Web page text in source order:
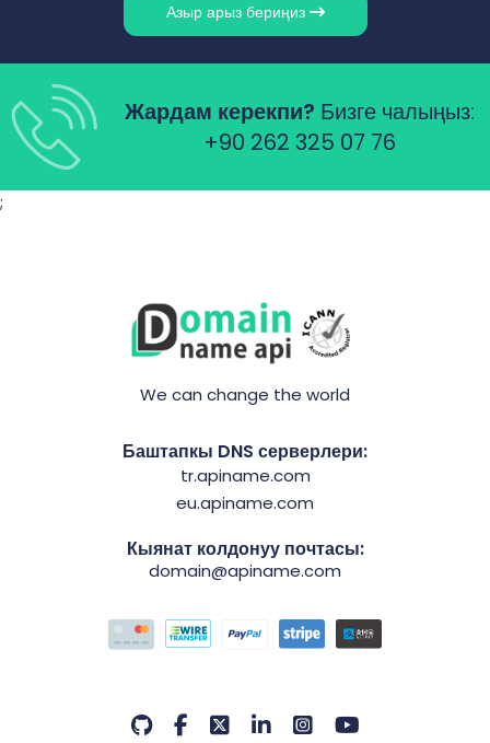
Азыр арыз бериңиз
Жардам керекпи? Бизге чалыңыз:
+90 262 325 07 76
;
We can change the world
Баштапкы DNS серверлери:
tr.apiname.com
eu.apiname.com
Кыянат колдонуу почтасы:
domain@apiname.com